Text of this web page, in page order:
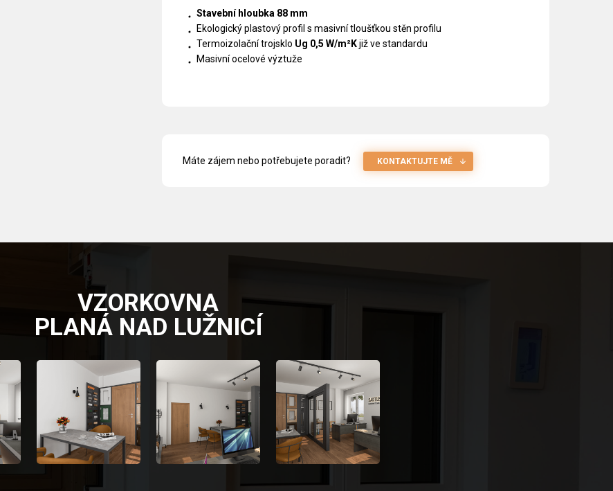
Stavební hloubka 88 mm
Ekologický plastový profil s masivní tloušťkou stěn profilu
Termoizolační trojsklo Ug 0,5 W/m²Kjiž ve standardu
Masivní ocelové výztuže
Máte zájem nebo potřebujete poradit? KONTAKTUJTE MĚ
VZORKOVNA
PLANÁ NAD LUŽNICÍ